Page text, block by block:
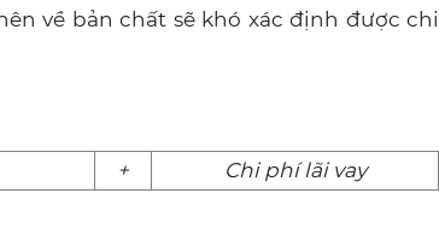
về bản chất sẽ khó xác định được chi
+ Chi phí lãi vay